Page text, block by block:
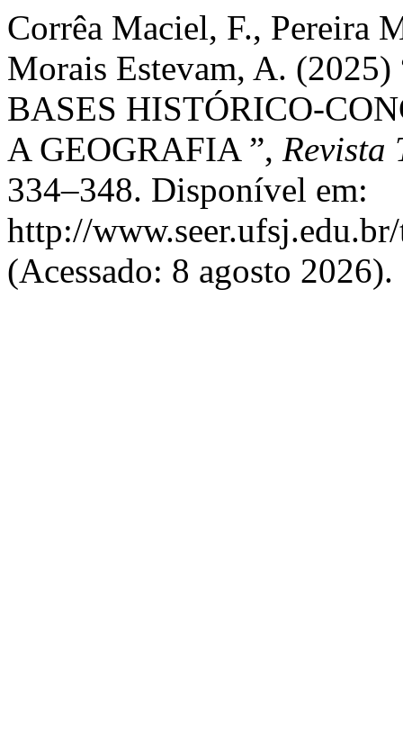
Corrêa Maciel, F., Pereira
Morais Estevam, A.
BASES HISTÓRICO-
A GEOGRAFIA ”, Revista
334–348. Disponível em:
http://
(Acessado: 8 agosto 2026).